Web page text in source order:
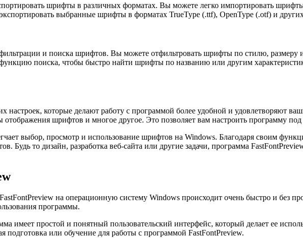
шрифты в различных форматах. Вы можете легко импортировать
выбранные шрифты в форматах TrueType (.ttf), OpenType (.otf) и
и поиска шрифтов. Вы можете отфильтровать шрифты по стилю,
поиска, чтобы быстро найти шрифты по названию или другим
настроек, которые делают работу с программой более удобной и
отображения шрифтов и многое другое. Это позволяет вам настроить программу
выбор, просмотр и использование шрифтов на Windows. Благодаря своим
Будь то дизайн, разработка веб-сайта или другие задачи, программа
на операционную систему Windows происходит очень быстро и без
программы.
имеет простой и понятный пользовательский интерфейс, который делает ее
подготовка или обучение для работы с программой FastFontPreview.